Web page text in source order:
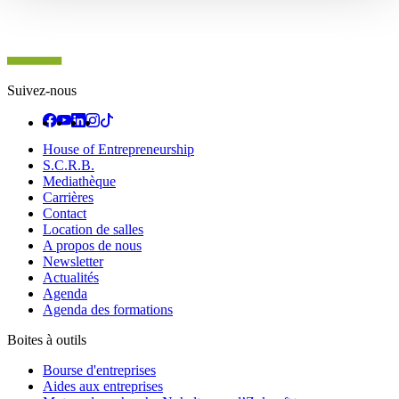
Suivez-nous
House of Entrepreneurship
S.C.R.B.
Mediathèque
Carrières
Contact
Location de salles
A propos de nous
Newsletter
Actualités
Agenda
Agenda des formations
Boites à outils
Bourse d'entreprises
Aides aux entreprises